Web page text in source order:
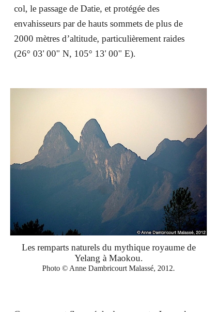
col, le passage de Datie, et protégée des
envahisseurs par de hauts sommets de plus de
2000 mètres d’altitude, particulièrement raides
(26° 03' 00" N, 105° 13' 00" E).
Les remparts naturels du mythique royaume de
Yelang à Maokou.
Photo © Anne Dambricourt Malassé, 2012.